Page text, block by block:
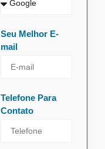
Seu Melhor E-
mail
Telefone Para
Contato